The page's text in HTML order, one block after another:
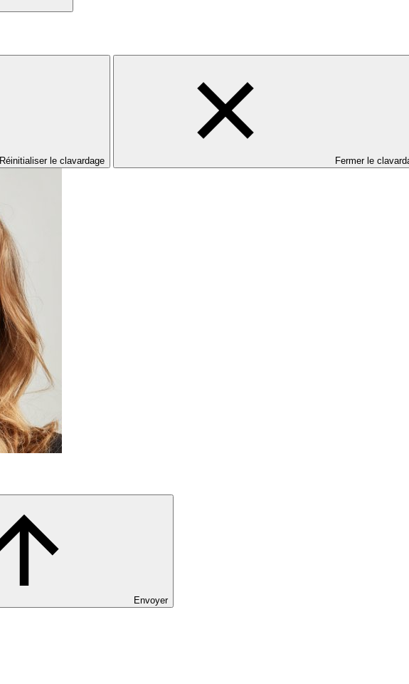
Réinitialiser le clavardage Fermer le
Envoyer